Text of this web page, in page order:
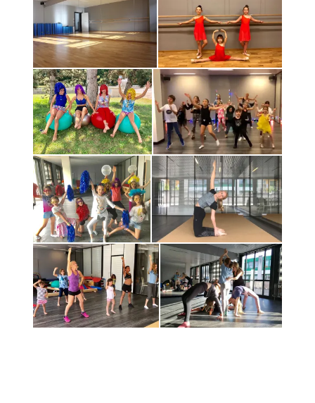
Ecole dance
Dancehealth
événement
événement
Dance health cours
de danse
Dance health
animations soirée
événement
Dance health
fitness
fitness
Dance health stage
fitness
Dance health
cours de danse
dance